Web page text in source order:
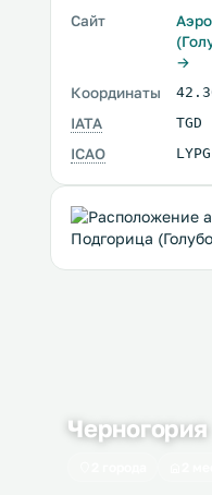
Сайт
→
Координаты
IATA TGD
ICAO LYPG
Черногория